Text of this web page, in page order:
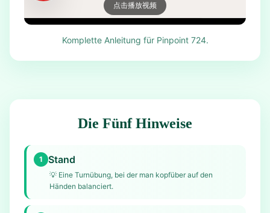
点击播放视频
Komplette Anleitung für Pinpoint 724.
Die Fünf Hinweise
1 Stand
💡 Eine Turnübung, bei der man kopfüber auf den
Händen balanciert.